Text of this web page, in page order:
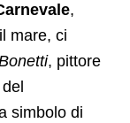
,
mare, ci
, pittore
simbolo di